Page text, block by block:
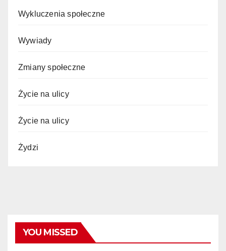
Wykluczenia społeczne
Wywiady
Zmiany społeczne
Życie na ulicy
Życie na ulicy
Żydzi
YOU MISSED